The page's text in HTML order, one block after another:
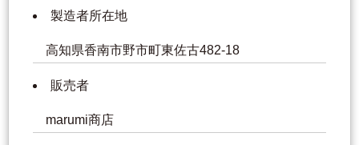
製造者所在地
高知県香南市野市町東佐古482-18
販売者
marumi商店